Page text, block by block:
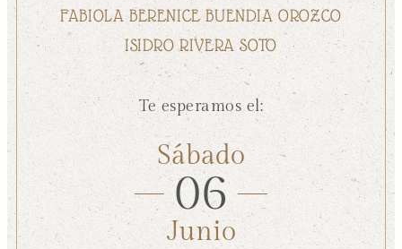
FABIOLA BERENICE BUENDIA OROZCO
ISIDRO RIVERA SOTO
Te esperamos el:
Sábado
06
Junio